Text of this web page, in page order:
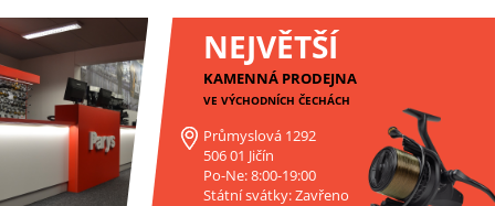
NEJVĚTŠÍ
KAMENNÁ PRODEJNA
VE VÝCHODNÍCH ČECHÁCH
Průmyslová 1292
506 01 Jičín
Po-Ne: 8:00-19:00
Státní svátky: Zavřeno